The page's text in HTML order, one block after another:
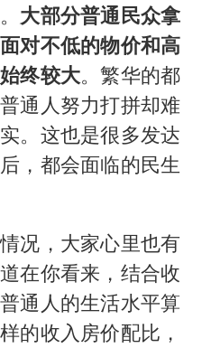
大部分普通民众拿
对不低的物价和高
终较大。繁华的都
通人努力打拼却难
。这也是很多发达
，都会面临的民生
况，大家心里也有
在你看来，结合收
通人的生活水平算
的收入房价配比，